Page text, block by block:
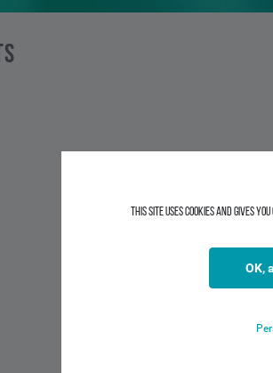
This site uses cookies and gives
OK,